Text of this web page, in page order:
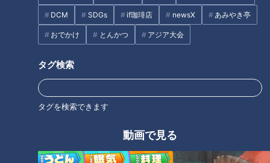
DCM SDGs if珈琲店 newsX あみやき亭
おでかけ とんかつ アジア大会
タグ検索
タグを検索できます
動画で見る
オススメ関連コンテンツ
情報？アナウンサープロフィー
ルページを見なおしてみよう！
【新企画？】
引き」もルーティンに入る？ #
若狭アナ #ドラフト #ドラゴン
ズ